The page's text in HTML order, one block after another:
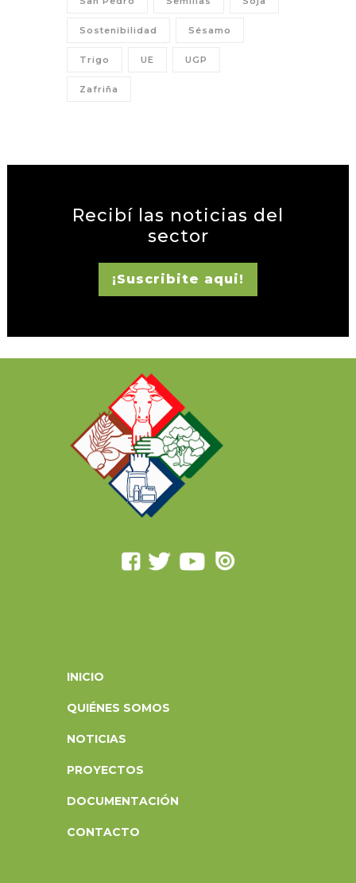
Sostenibilidad Sésamo
Trigo UE UGP
Zafriña
Recibí las noticias del
sector
¡Suscribite aqui!
INICIO
QUIÉNES SOMOS
NOTICIAS
PROYECTOS
DOCUMENTACIÓN
CONTACTO